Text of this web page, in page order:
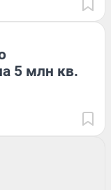
5 млн кв.